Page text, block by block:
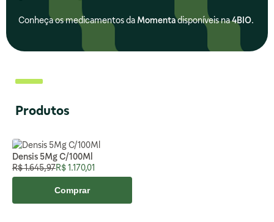
Conheça os medicamentos da Momentadisponíveis na4BIO.
Produtos
Densis 5Mg C/100Ml
Preço Especial
R$ 1.170,01
Preço Normal
R$ 1.645,97
Comprar